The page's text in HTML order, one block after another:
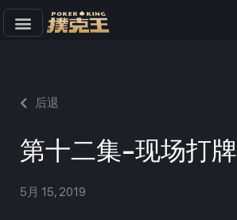
文
后退
第十二集-现场打牌
5月 15, 2019